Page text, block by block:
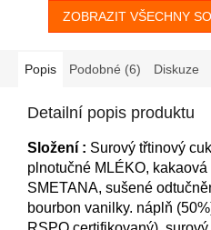
ZOBRAZIT VŠECHNY
Popis Podobné (6) Diskuze
Detailní popis produktu
Složení : Surový třtinový
plnotučné MLÉKO,
SMETANA, sušené
bourbon vanilky. náplň